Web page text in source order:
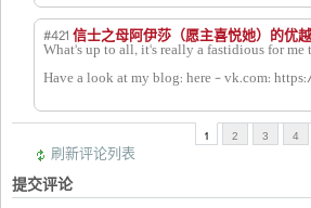
#421 信士之母阿伊莎（愿主喜悦她）的优越
Have a look at my blog: here - vk.com:
1 2 3 4
刷新评论列表
提交评论